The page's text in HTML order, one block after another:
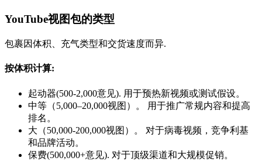
YouTube视图包的类型
包裹因体积、充气类型和交货速度而异.
按体积计算:
起动器(500-2,000意见). 用于预热新视频或测试假设。
中等（5,000–20,000视图）。 用于推广常规内容和提高
排名。
大（50,000-200,000视图）。 对于病毒视频，竞争利基
和品牌活动。
保费(500,000+意见). 对于顶级渠道和大规模促销。